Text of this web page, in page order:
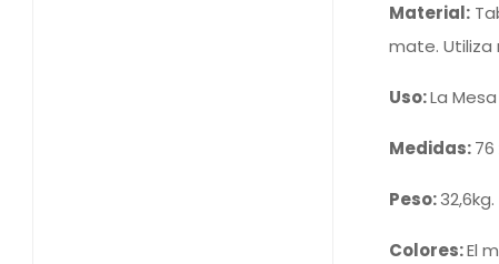
Material:
mate. Utiliza
Uso:La
Medidas:
Peso:32,6kg.
Colores:El
Consigue tu